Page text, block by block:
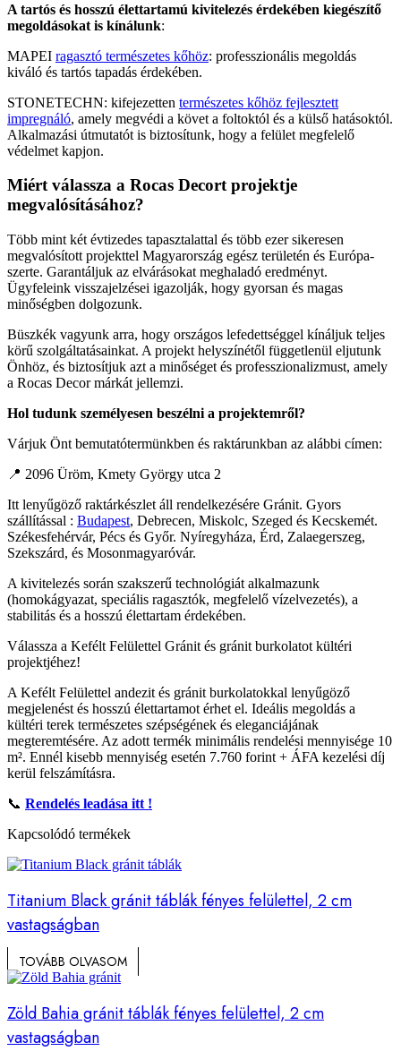
A tartós és hosszú élettartamú kivitelezés érdekében kiegészítő
megoldásokat is kínálunk:
MAPEI ragasztó természetes kőhöz: professzionális megoldás
kiváló és tartós tapadás érdekében.
STONETECHN: kifejezetten természetes kőhöz fejlesztett
impregnáló, amely megvédi a követ a foltoktól és a külső hatásoktól.
Alkalmazási útmutatót is biztosítunk, hogy a felület megfelelő
védelmet kapjon.
Miért válassza a Rocas Decort projektje
megvalósításához?
Több mint két évtizedes tapasztalattal és több ezer sikeresen
megvalósított projekttel Magyarország egész területén és Európa-
szerte. Garantáljuk az elvárásokat meghaladó eredményt.
Ügyfeleink visszajelzései igazolják, hogy gyorsan és magas
minőségben dolgozunk.
Büszkék vagyunk arra, hogy országos lefedettséggel kínáljuk teljes
körű szolgáltatásainkat. A projekt helyszínétől függetlenül eljutunk
Önhöz, és biztosítjuk azt a minőséget és professzionalizmust, amely
a Rocas Decor márkát jellemzi.
Hol tudunk személyesen beszélni a projektemről?
Várjuk Önt bemutatótermünkben és raktárunkban az alábbi címen:
📍 2096 Üröm, Kmety György utca 2
Itt lenyűgöző raktárkészlet áll rendelkezésére Gránit. Gyors
szállítással : Budapest, Debrecen, Miskolc, Szeged és Kecskemét.
Székesfehérvár, Pécs és Győr. Nyíregyháza, Érd, Zalaegerszeg,
Szekszárd, és Mosonmagyaróvár.
A kivitelezés során szakszerű technológiát alkalmazunk
(homokágyazat, speciális ragasztók, megfelelő vízelvezetés), a
stabilitás és a hosszú élettartam érdekében.
Válassza a Kefélt Felülettel Gránit és gránit burkolatot kültéri
projektjéhez!
A Kefélt Felülettel andezit és gránit burkolatokkal lenyűgöző
megjelenést és hosszú élettartamot érhet el. Ideális megoldás a
kültéri terek természetes szépségének és eleganciájának
megteremtésére. Az adott termék minimális rendelési mennyisége 10
m². Ennél kisebb mennyiség esetén 7.760 forint + ÁFA kezelési díj
kerül felszámításra.
📞 Rendelés leadása itt !
Kapcsolódó termékek
Titanium Black gránit táblák fényes felülettel, 2 cm
vastagságban
TOVÁBB OLVASOM
Zöld Bahia gránit táblák fényes felülettel, 2 cm
vastagságban